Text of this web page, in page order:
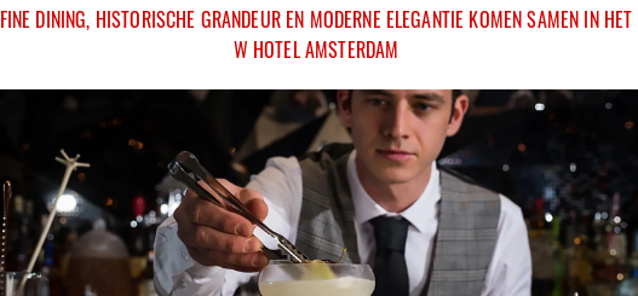
FINE DINING, HISTORISCHE GRANDEUR EN MODERNE ELEGANTIE KOMEN SAMEN IN HET
W HOTEL AMSTERDAM